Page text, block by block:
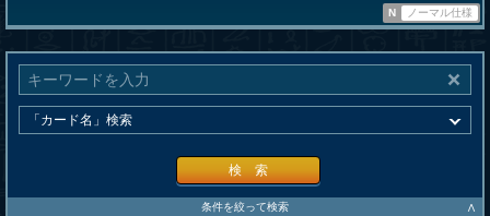
N ノーマル仕様
検 索
条件を絞って検索 ∧